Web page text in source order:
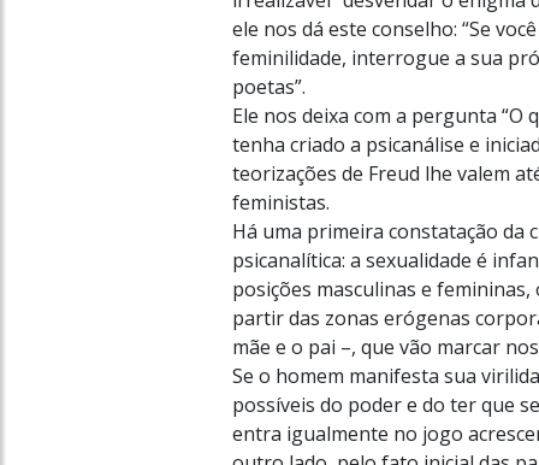
ele nos dá este conselho: “Se
feminilidade, interrogue a sua
poetas”.
Ele nos deixa com a pergunta “O
tenha criado a psicanálise e
teorizações de Freud lhe valem
feministas.
Há uma primeira constatação da
psicanalítica: a sexualidade é
posições masculinas e
partir das zonas erógenas
mãe e o pai –, que vão marcar
Se o homem manifesta sua
possíveis do poder e do ter que
entra igualmente no jogo